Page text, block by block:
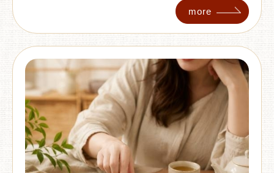
乾挑選重點，在家幾分鐘就能變化不同水果風味，
more